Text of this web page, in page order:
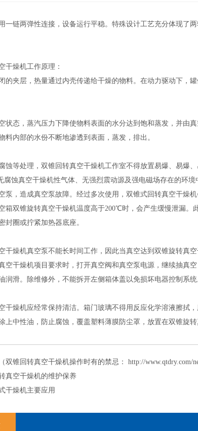
链两弹性连接，设备运行平稳。特殊设计工艺充分体现了
燥机工作原理：
夹层，热量通过内壳传递给干燥的物料。在动力驱动下，罐
态，蒸汽压力下降使物料表面的水分达到饱和蒸发，并由
料内部的水份不断地渗透到表面，蒸发，排出。
等处理，双锥回转真空干燥机工作室不得放置易爆、易爆
腐蚀真空干燥机性气体、无强烈震动源及强电磁场存在的环
泵，造成真空泵故障。经过多次使用，双锥式回转真空干燥
箱双锥旋转真空干燥机温度高于200℃时，会产生缓慢泄漏。
封圈或拧紧加热器底座。
燥机真空泵不能长时间工作，因此当真空达到双锥旋转真
空干燥机项目要求时，打开真空阀和真空泵电源，继续抽真
润滑。除维修外，不能拆开左侧箱体盖以免损坏电器控制系统
燥机应经常保持清洁。箱门玻璃不得用反应化学溶液擦拭
上中性油，防止腐蚀，覆盖塑料薄膜防尘罩，放置在双锥旋
双锥回转真空干燥机操作时有的禁忌： http://www.qtdry.com/
真空干燥机的维护保养
干燥机主要应用